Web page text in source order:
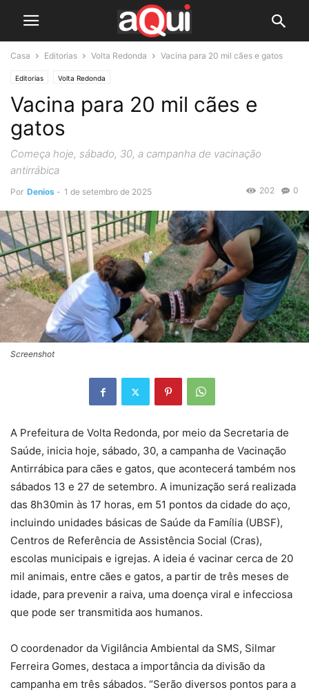
Casa Editorias Volta Redonda Vacina para 20 mil cães e gatos
Editorias Volta Redonda
Vacina para 20 mil cães e
gatos
Começa hoje, sábado, 30, a campanha de vacinação
antirrábica
Por Denios - 1 de setembro de 2025 0
202
Screenshot
A Prefeitura de Volta Redonda, por meio da Secretaria de
Saúde, inicia hoje, sábado, 30, a campanha de Vacinação
Antirrábica para cães e gatos, que acontecerá também nos
sábados 13 e 27 de setembro. A imunização será realizada
das 8h30min às 17 horas, em 51 pontos da cidade do aço,
incluindo unidades básicas de Saúde da Família (UBSF),
Centros de Referência de Assistência Social (Cras),
escolas municipais e igrejas. A ideia é vacinar cerca de 20
mil animais, entre cães e gatos, a partir de três meses de
idade, para prevenir a raiva, uma doença viral e infecciosa
que pode ser transmitida aos humanos.
O coordenador da Vigilância Ambiental da SMS, Silmar
Ferreira Gomes, destaca a importância da divisão da
campanha em três sábados. “Serão diversos pontos para a